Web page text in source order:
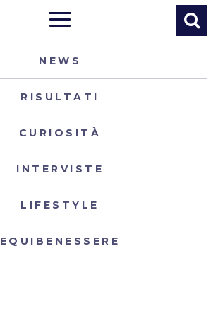
NEWS
RISULTATI
CURIOSITÀ
INTERVISTE
LIFESTYLE
EQUIBENESSERE